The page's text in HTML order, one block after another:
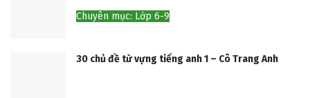
Chuyên mục: Lớp 6-9
30 chủ đề từ vựng tiếng anh 1 – Cô Trang Anh